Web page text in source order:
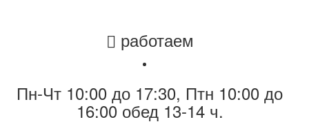
работаем
Пн-Чт 10:00 до 17:30, Птн 10:00 до
16:00 обед 13-14 ч.